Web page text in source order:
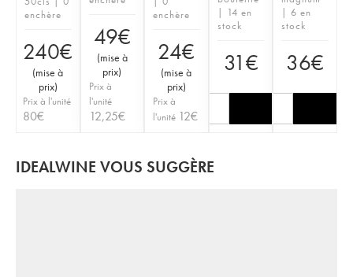
enchère
240€
(mise à
prix)
Prix à l'unité
80€
49€
(mise à
prix)
Prix à
l'unité
12,25€
enchère
24€
(mise à
prix)
Prix à
l'unité 12€
| 14 en
stock
31€
| 6 en
stock
36€
IDEALWINE VOUS SUGGÈRE